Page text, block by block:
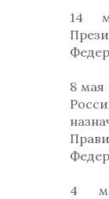
14
8 мая
4